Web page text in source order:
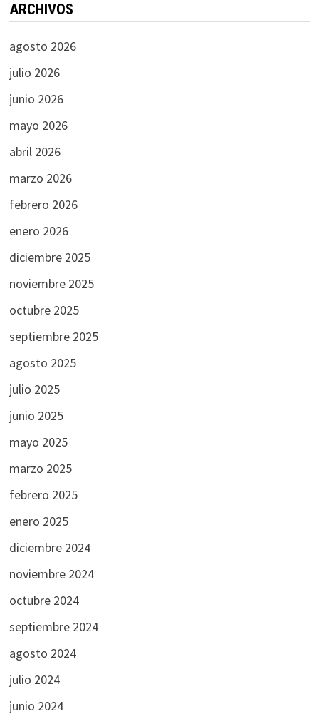
ARCHIVOS
agosto 2026
julio 2026
junio 2026
mayo 2026
abril 2026
marzo 2026
febrero 2026
enero 2026
diciembre 2025
noviembre 2025
octubre 2025
septiembre 2025
agosto 2025
julio 2025
junio 2025
mayo 2025
marzo 2025
febrero 2025
enero 2025
diciembre 2024
noviembre 2024
octubre 2024
septiembre 2024
agosto 2024
julio 2024
junio 2024